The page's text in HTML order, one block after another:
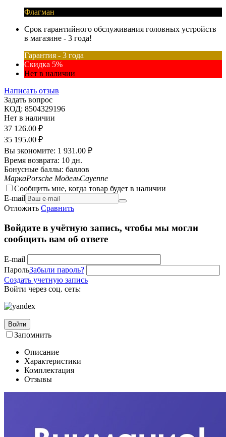
Флагман
Срок гарантийного обслуживания головных устройств
в магазине - 3 года!
Гарантия - 3 года
Скидка 5%
Нет в наличии
Написать отзыв
Задать вопрос
КОД: 8504329196
Нет в наличии
37 126.00 ₽
35 195.00 ₽
Вы экономите: 1 931.00 ₽
Время возврата: 10 дн.
Бонусные баллы: баллов
МаркаPorsche МодельCayenne
Сообщить мне, когда товар будет в наличии
E-mail
Отложить Сравнить
Войдите в учётную запись, чтобы мы могли
сообщить вам об ответе
E-mail
ПарольЗабыли пароль?
Создать учетную запись
Войти через соц. сеть:
Войти
Запомнить
Описание
Характеристики
Комплектация
Отзывы